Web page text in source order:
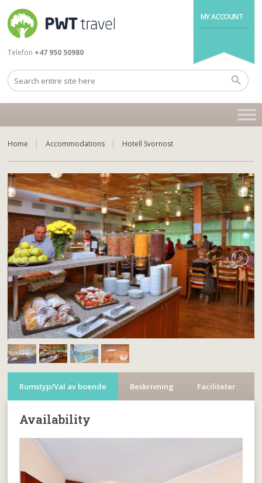
MY ACCOUNT
Telefon +47 950 50980
Home Accommodations Hotell Svornost
Rumstyp/Val av boende Beskrivning Faciliteter
Availability